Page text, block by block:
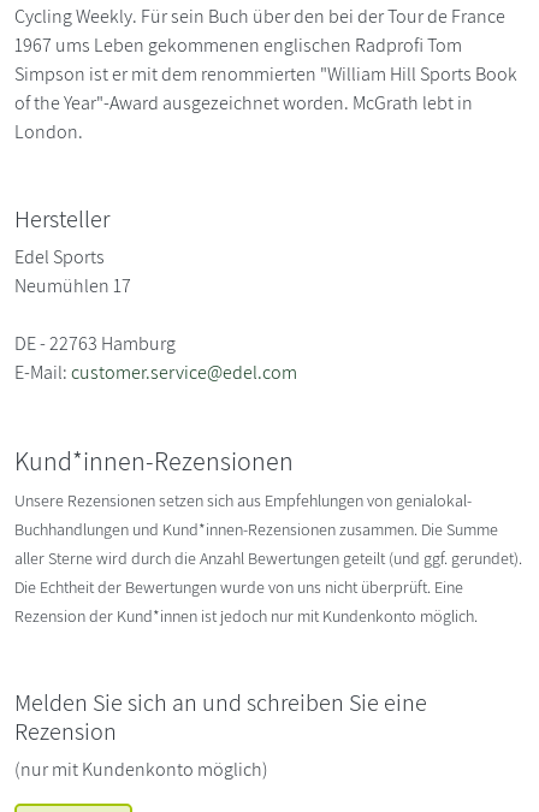
Cycling Weekly. Für sein Buch über den bei der Tour de France
1967 ums Leben gekommenen englischen Radprofi Tom
Simpson ist er mit dem renommierten "William Hill Sports Book
of the Year"-Award ausgezeichnet worden. McGrath lebt in
London.
Hersteller
Edel Sports
Neumühlen 17
DE - 22763 Hamburg
E-Mail:customer.service@edel.com
Kund*innen-Rezensionen
Unsere Rezensionen setzen sich aus Empfehlungen von genialokal-
Buchhandlungen und Kund*innen-Rezensionen zusammen. Die Summe
aller Sterne wird durch die Anzahl Bewertungen geteilt (und ggf. gerundet).
Die Echtheit der Bewertungen wurde von uns nicht überprüft. Eine
Rezension der Kund*innen ist jedoch nur mit Kundenkonto möglich.
Melden Sie sich an und schreiben Sie eine
Rezension
(nur mit Kundenkonto möglich)